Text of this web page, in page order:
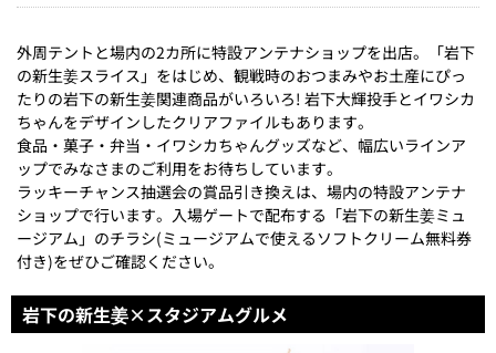
外周テントと場内の2カ所に特設アンテナショップを出店。「岩下
の新生姜スライス」をはじめ、観戦時のおつまみやお土産にぴっ
たりの岩下の新生姜関連商品がいろいろ! 岩下大輝投手とイワシカ
ちゃんをデザインしたクリアファイルもあります。
食品・菓子・弁当・イワシカちゃんグッズなど、幅広いラインア
ップでみなさまのご利用をお待ちしています。
ラッキーチャンス抽選会の賞品引き換えは、場内の特設アンテナ
ショップで行います。入場ゲートで配布する「岩下の新生姜ミュ
ージアム」のチラシ(ミュージアムで使えるソフトクリーム無料券
付き)をぜひご確認ください。
岩下の新生姜×スタジアムグルメ